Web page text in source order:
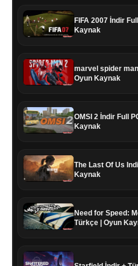
FIFA 2007 İndir
Kaynak
marvel spider man
Oyun Kaynak
OMSI 2 İndir Full
Kaynak
The Last Of Us
Kaynak
Need for Speed:
Türkçe | Oyun